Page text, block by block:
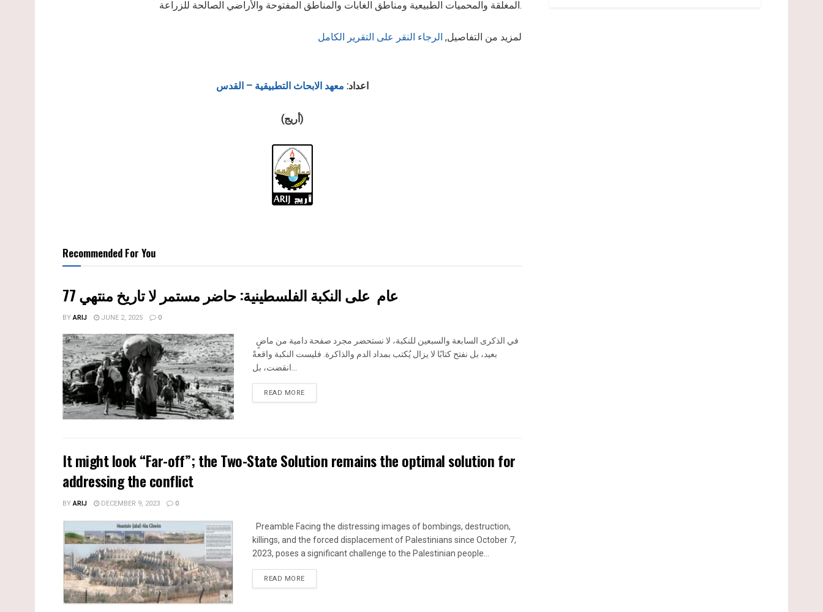
المغلقة والمحميات الطبيعية ومناطق الغابات والمناطق المفتوحة والأراضي الصالحة للزراعة.
لمزيد من التفاصيل, الرجاء النقر على التقرير الكامل
اعداد: معهد الابحاث التطبيقية – القدس
(أريج)
Recommended For You
77 عام على النكبة الفلسطينية: حاضر مستمر لا تاريخ منتهي
BYARIJ JUNE 2, 2025 0
بعيد، بل نفتح كتابًا لا يزال يُكتب بمداد الدم والذاكرة. فليست النكبة واقعةً
READ MOREDETAILS
It might look “Far-off”; the Two-State Solution remains the optimal solution for
addressing the conflict
BYARIJ DECEMBER 9, 2023 0
Preamble Facing the distressing images of bombings, destruction,
killings, and the forced displacement of Palestinians since October 7,
2023, poses a significant challenge to the Palestinian people...
READ MOREDETAILS